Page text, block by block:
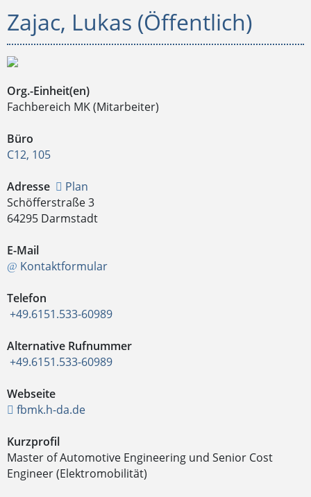
Zajac, Lukas (Öffentlich)
Org.-Einheit(en)
Fachbereich MK (Mitarbeiter)
Büro
C12, 105
Adresse
Plan
Schöfferstraße 3
64295 Darmstadt
E-Mail
Kontaktformular
Telefon
+49.6151.533-60989
Alternative Rufnummer
+49.6151.533-60989
Webseite
fbmk.h-da.de
Kurzprofil
Master of Automotive Engineering und Senior Cost
Engineer (Elektromobilität)